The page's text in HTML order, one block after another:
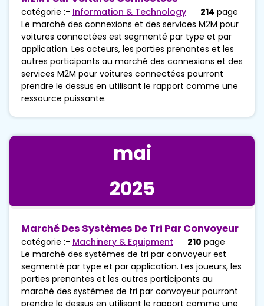
catégorie :- Information & Technology 214 page
Le marché des connexions et des services M2M pour
voitures connectées est segmenté par type et par
application. Les acteurs, les parties prenantes et les
autres participants au marché des connexions et des
services M2M pour voitures connectées pourront
prendre le dessus en utilisant le rapport comme une
ressource puissante.
mai
2025
Marché Des Systèmes De Tri Par Convoyeur
catégorie :- Machinery & Equipment 210 page
Le marché des systèmes de tri par convoyeur est
segmenté par type et par application. Les joueurs, les
parties prenantes et les autres participants au
marché des systèmes de tri par convoyeur pourront
prendre le dessus en utilisant le rapport comme une